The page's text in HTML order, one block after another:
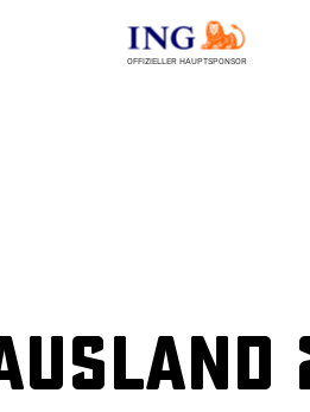
OFFIZIELLER HAUPTSPONSOR